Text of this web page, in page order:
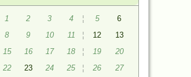
1 2 3 4 ¦ 5
6
8 9 10 11 ¦ 12
13
15 16 17 18 ¦ 19
20
22 23 24 25 ¦ 26 27